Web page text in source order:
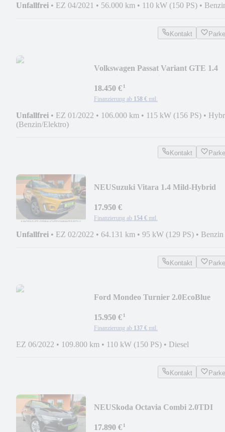
Unfallfrei • EZ 04/2021 • 56.000 km • 110 kW (150 PS) •
Kontakt
Volkswagen Passat Variant GTE 1.4
18.450 €¹
Finanzierung ab 158 € mtl.
Unfallfrei • EZ 01/2022 • 106.000 km • 115 kW (156 PS) •
(Benzin/Elektro)
Kontakt
NEUSuzuki Vitara 1.4 Mild-Hybrid
17.950 €
Finanzierung ab 154 € mtl.
Unfallfrei • EZ 02/2022 • 64.131 km • 95 kW (129 PS) • Benzin
Kontakt
Ford Mondeo Turnier 2.0EcoBlue
15.950 €¹
Finanzierung ab 137 € mtl.
EZ 06/2022 • 109.800 km • 110 kW (150 PS) • Diesel
Kontakt
NEUSkoda Octavia Combi 2.0TDI
AUTOMATIK+KEYGO/ACC/AHK
17.890 €¹